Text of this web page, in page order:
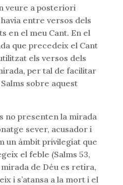
veure a posteriori
entre versos dels
en el meu Cant. En el
que precedeix el Cant
els versos dels
per tal de facilitar
sobre aquest
no presenten la mirada
sever, acusador i
un àmbit privilegiat que
el feble (Salms 53,
mirada de Déu es retira,
i s’atansa a la mort i el